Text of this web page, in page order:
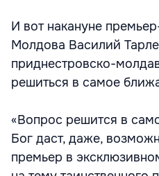
И вот накануне
Молдова Василий
приднестровско-
решиться в самое
«Вопрос решится в
Бог даст, даже,
премьер в